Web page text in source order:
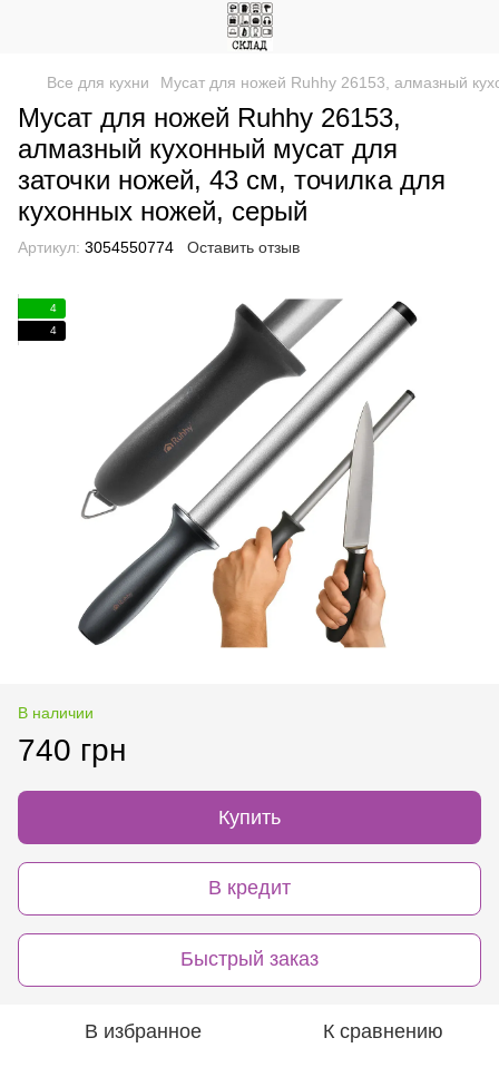
Все для кухни Мусат для ножей Ruhhy 26153, алмазный
Мусат для ножей Ruhhy 26153,
алмазный кухонный мусат для
заточки ножей, 43 см, точилка для
кухонных ножей, серый
Артикул: 3054550774 Оставить отзыв
4
4
В наличии
740 грн
Купить
В кредит
Быстрый заказ
В избранное К сравнению